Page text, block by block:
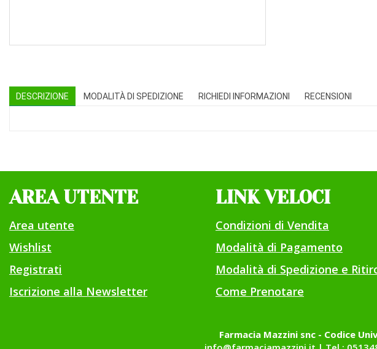
DESCRIZIONE MODALITÀ DI SPEDIZIONE RICHIEDI INFORMAZIONI RECENSIONI
AREA UTENTE
Area utente
Wishlist
Registrati
Iscrizione alla Newsletter
LINK VELOCI
Condizioni di Vendita
Modalità di Pagamento
Modalità di Spedizione e
Come Prenotare
Farmacia Mazzini snc - Codice